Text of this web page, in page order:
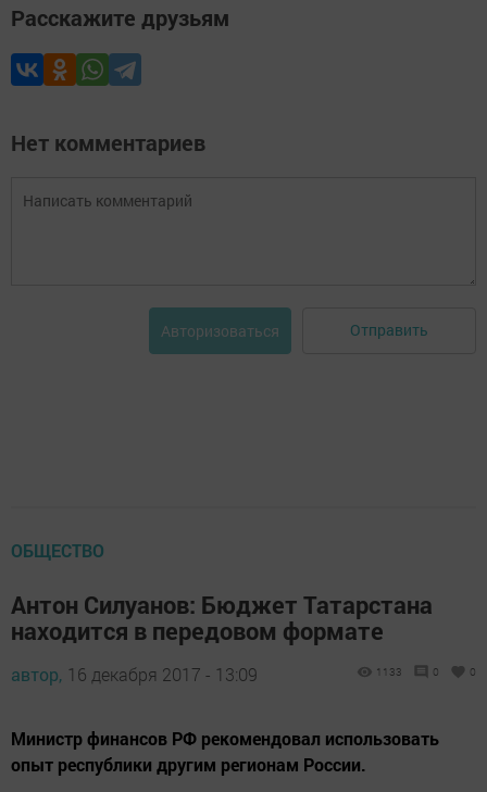
Расскажите друзьям
Нет комментариев
Авторизоваться Отправить
ОБЩЕСТВО
Антон Силуанов: Бюджет Татарстана
находится в передовом формате
автор, 16 декабря 2017 - 13:09 1133 0 0
Министр финансов РФ рекомендовал использовать
опыт республики другим регионам России.